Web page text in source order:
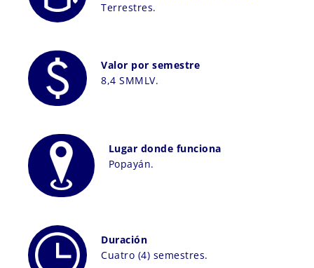
Terrestres.
Valor por semestre
8,4 SMMLV.
Lugar donde funciona
Popayán.
Duración
Cuatro (4) semestres.